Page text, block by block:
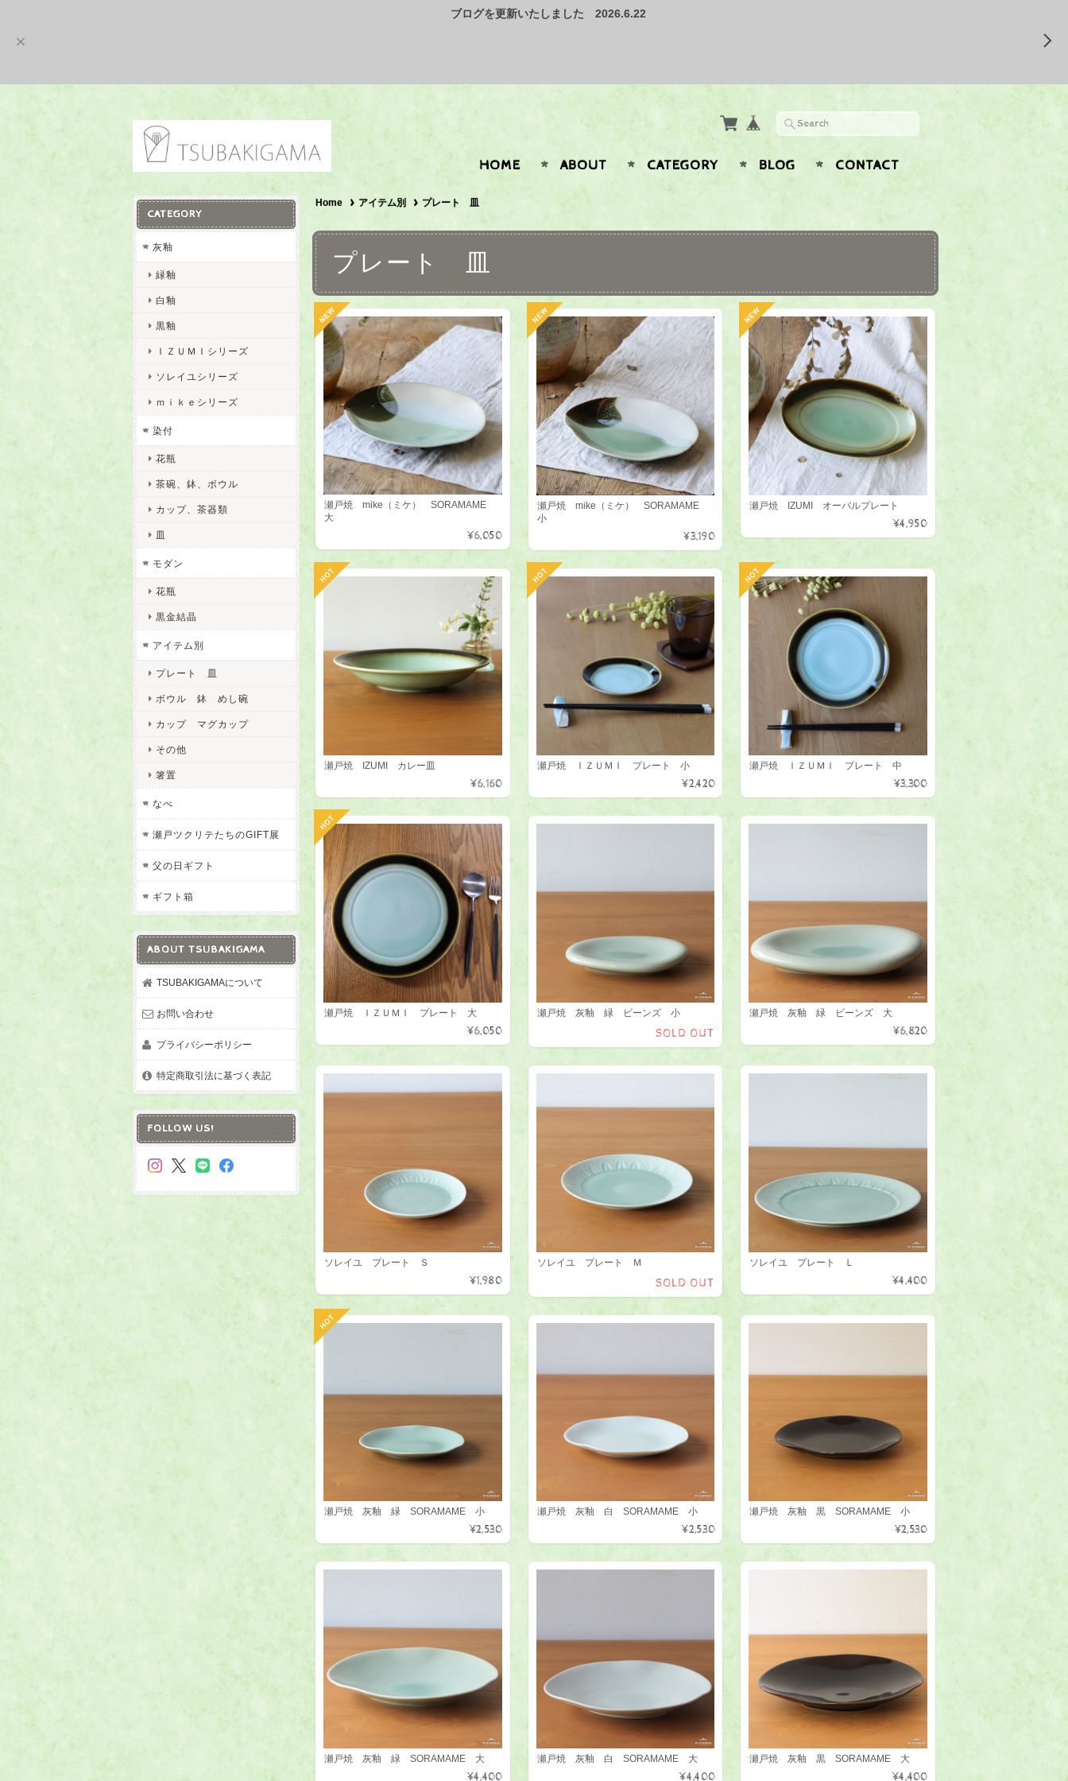
ブログを更新いたしました 2026.6.22
HOME ABOUT CATEGORY BLOG CONTACT
Home アイテム別 プレート 皿
プレート 皿
瀬戸焼 mike（ミケ） SORAMAME
大
¥6,050
瀬戸焼 mike（ミケ） SORAMAME
小
¥3,190
瀬戸焼 IZUMI オーバルプレート
¥4,950
瀬戸焼 IZUMI カレー皿
¥6,160
瀬戸焼 ＩＺＵＭＩ プレート 小
¥2,420
瀬戸焼 ＩＺＵＭＩ プレート 中
¥3,300
瀬戸焼 ＩＺＵＭＩ プレート 大
¥6,050
瀬戸焼 灰釉 緑 ビーンズ 小
SOLD OUT
瀬戸焼 灰釉 緑 ビーンズ 大
¥6,820
ソレイユ プレート Ｓ
¥1,980
ソレイユ プレート Ｍ
SOLD OUT
ソレイユ プレート Ｌ
¥4,400
瀬戸焼 灰釉 緑 SORAMAME 小
¥2,530
瀬戸焼 灰釉 白 SORAMAME 小
¥2,530
瀬戸焼 灰釉 黒 SORAMAME 小
¥2,530
瀬戸焼 灰釉 緑 SORAMAME 大
¥4,400
瀬戸焼 灰釉 白 SORAMAME 大
¥4,400
瀬戸焼 灰釉 黒 SORAMAME 大
¥4,400
CATEGORY
灰釉
緑釉
白釉
黒釉
ＩＺＵＭＩシリーズ
ソレイユシリーズ
ｍｉｋｅシリーズ
染付
花瓶
茶碗、鉢、ボウル
カップ、茶器類
皿
モダン
花瓶
黒金結晶
アイテム別
プレート 皿
ボウル 鉢 めし碗
カップ マグカップ
その他
箸置
なべ
瀬戸ツクリテたちのGIFT展
父の日ギフト
ギフト箱
ABOUT TSUBAKIGAMA
TSUBAKIGAMAについて
お問い合わせ
プライバシーポリシー
特定商取引法に基づく表記
FOLLOW US!